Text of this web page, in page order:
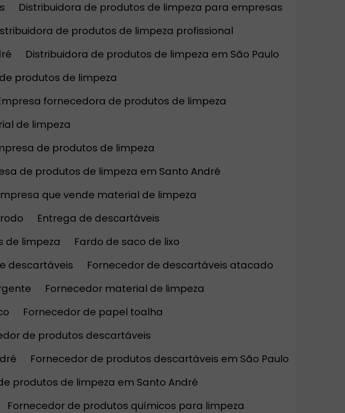
Distribuidora de produtos de limpeza para empresas
de produtos de limpeza profissional
Distribuidora de produtos de limpeza em São Paulo
produtos de limpeza
Empresa fornecedora de produtos de limpeza
de limpeza
de produtos de limpeza
de produtos de limpeza em Santo André
Empresa que vende material de limpeza
Entrega de descartáveis
de limpeza
Fardo de saco de lixo
descartáveis
Fornecedor de descartáveis atacado
Fornecedor material de limpeza
Fornecedor de papel toalha
de produtos descartáveis
Fornecedor de produtos descartáveis em São Paulo
produtos de limpeza em Santo André
Fornecedor de produtos químicos para limpeza